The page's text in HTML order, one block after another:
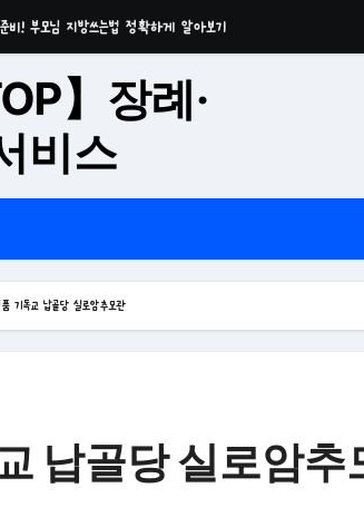
한 천년고찰 품격의 대구수목장
도 변함없는 가치 성주 추모공원
의 공간 기독교전용 김천 납골당
의 장소 울산 수목장
추모공원(현 삼랑진추모공원)
】장례·
비스
기독교 납골당 실로암추모관
납골당 실로암추